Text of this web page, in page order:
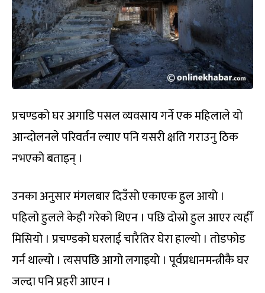
प्रचण्डको घर अगाडि पसल व्यवसाय गर्ने एक महिलाले यो
आन्दोलनले परिवर्तन ल्याए पनि यसरी क्षति गराउनु ठिक
नभएको बताइन् ।
उनका अनुसार मंगलबार दिउँसो एकाएक हुल आयो ।
पहिलो हुलले केही गरेको थिएन । पछि दोस्रो हुल आएर त्यहीँ
मिसियो । प्रचण्डको घरलाई चारैतिर घेरा हाल्यो । तोडफोड
गर्न थाल्यो । त्यसपछि आगो लगाइयो । पूर्वप्रधानमन्त्रीकै घर
जल्दा पनि प्रहरी आएन ।